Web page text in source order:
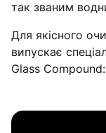
так званим
Для якісного
випускає
Glass Compound: